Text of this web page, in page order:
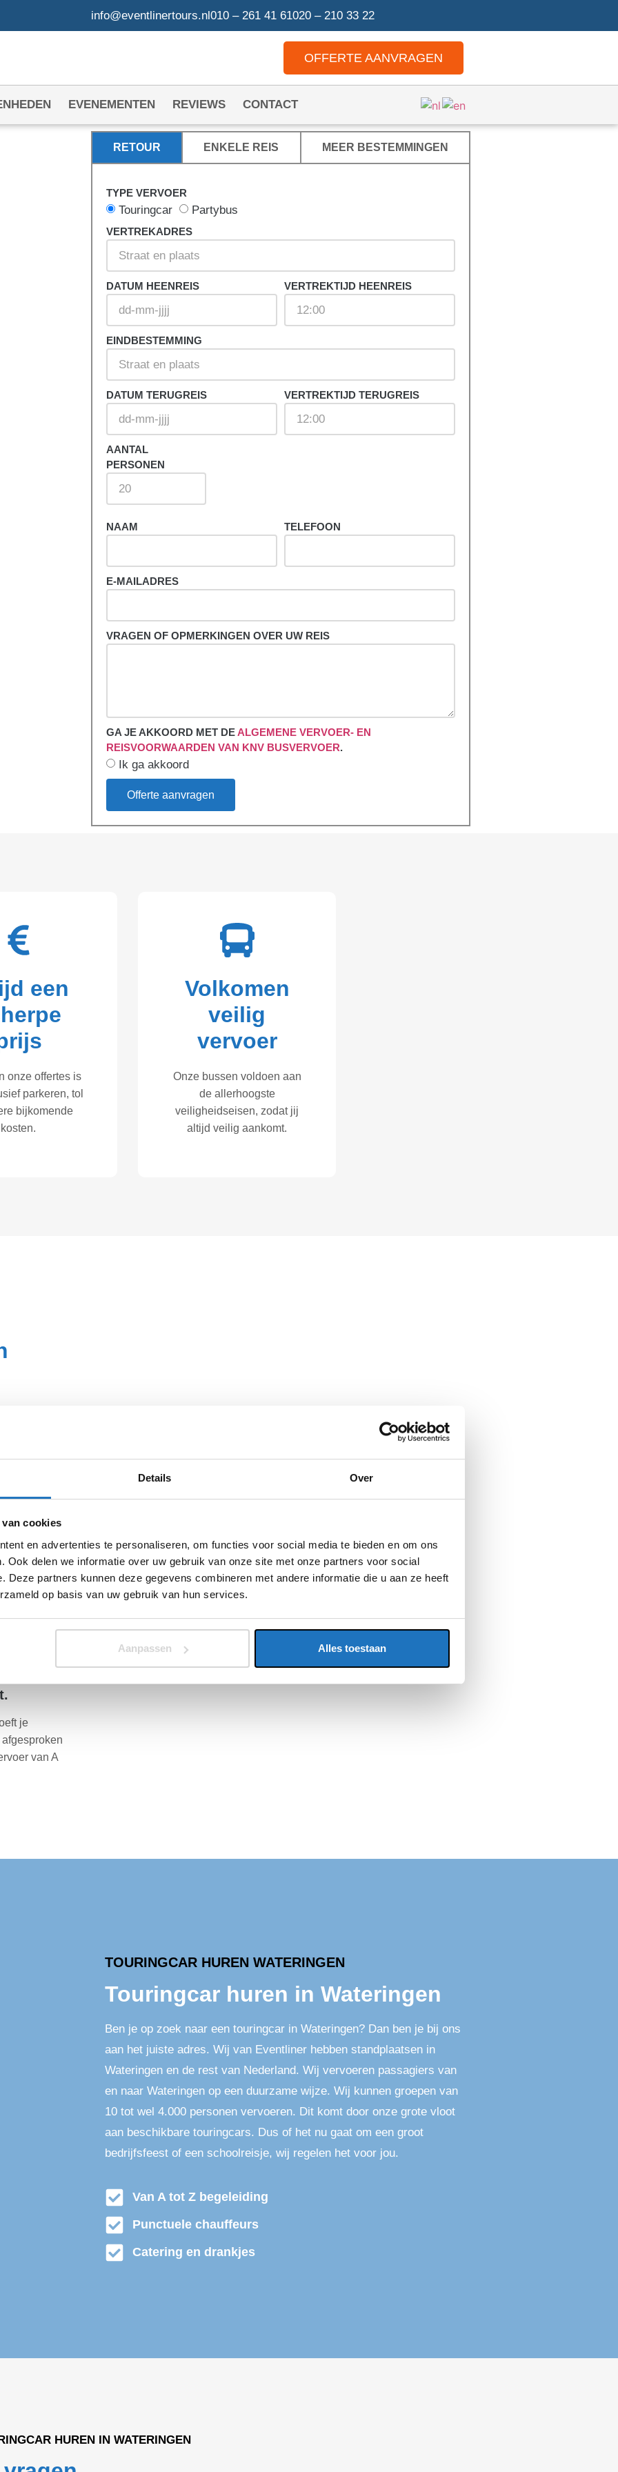
Details Over
cookies
en advertenties te personaliseren, om functies voor social media te bieden en om ons
Ook delen we informatie over uw gebruik van onze site met onze partners voor social
Deze partners kunnen deze gegevens combineren met andere informatie die u aan ze heeft
op basis van uw gebruik van hun services.
Aanpassen Alles toestaan
info@eventlinertours.nl010 – 261 41 61020 – 210 33 22
OFFERTE AANVRAGEN
EVENEMENTEN REVIEWS CONTACT
RETOUR ENKELE REIS MEER BESTEMMINGEN
TYPE VERVOER
Touringcar Partybus
VERTREKADRES
DATUM HEENREIS VERTREKTIJD HEENREIS
EINDBESTEMMING
DATUM TERUGREIS VERTREKTIJD TERUGREIS
AANTAL
PERSONEN
NAAM TELEFOON
E-MAILADRES
VRAGEN OF OPMERKINGEN OVER UW REIS
GA JE AKKOORD MET DEALGEMENE VERVOER- EN
REISVOORWAARDEN VAN KNV BUSVERVOER.
Ik ga akkoord
Offerte aanvragen
een
onze offertes is
parkeren, tol
bijkomende
kosten.
Volkomen
veilig
vervoer
Onze bussen voldoen aan
de allerhoogste
veiligheidseisen, zodat jij
altijd veilig aankomt.
zo
namelijk
die
aan de
manier
de
met jou
je
van A
TOURINGCAR HUREN WATERINGEN
Touringcar huren in Wateringen
Ben je op zoek naar een touringcar in Wateringen? Dan ben je bij ons
aan het juiste adres. Wij van Eventliner hebben standplaatsen in
Wateringen en de rest van Nederland. Wij vervoeren passagiers van
en naar Wateringen op een duurzame wijze. Wij kunnen groepen van
10 tot wel 4.000 personen vervoeren. Dit komt door onze grote vloot
aan beschikbare touringcars. Dus of het nu gaat om een groot
bedrijfsfeest of een schoolreisje, wij regelen het voor jou.
Van A tot Z begeleiding
Punctuele chauffeurs
Catering en drankjes
HUREN IN WATERINGEN